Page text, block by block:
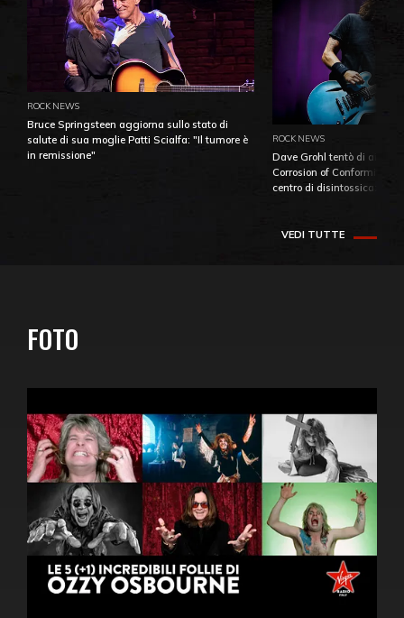
ROCK NEWS
Bruce Springsteen aggiorna sullo stato di
salute di sua moglie Patti Scialfa: "Il tumore è
in remissione"
ROCK NEWS
Dave Grohl tentò di
Corrosion of Conformity
centro di
VEDI TUTTE
FOTO